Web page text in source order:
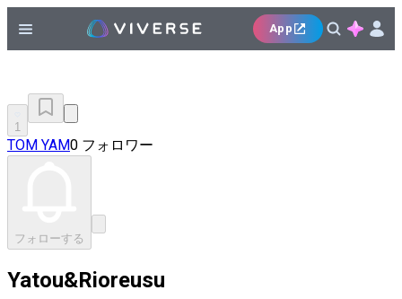
App
1
TOM YAM0 フォロワー
フォローする
Yatou&Rioreusu